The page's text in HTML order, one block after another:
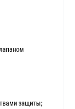
защиты;